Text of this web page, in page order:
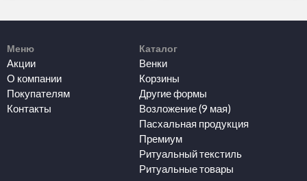
Меню
Акции
О компании
Покупателям
Контакты
Каталог
Венки
Корзины
Другие формы
Возложение (9 мая)
Пасхальная продукция
Премиум
Ритуальный текстиль
Ритуальные товары